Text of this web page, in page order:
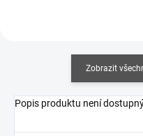
Zobrazit
Popis produktu není